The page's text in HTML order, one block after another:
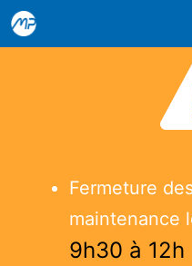
Fermeture
maintenance
9h30 à 12h